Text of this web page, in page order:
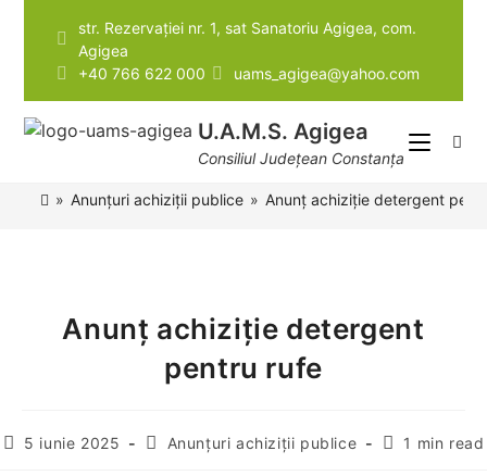
str. Rezervației nr. 1, sat Sanatoriu Agigea, com.
Agigea
+40 766 622 000
uams_agigea@yahoo.com
U.A.M.S. Agigea
Consiliul Județean Constanța
» Anunțuri achiziții publice » Anunț achiziție detergent
Anunț achiziție detergent
pentru rufe
5 iunie 2025 Anunțuri achiziții publice 1 min read